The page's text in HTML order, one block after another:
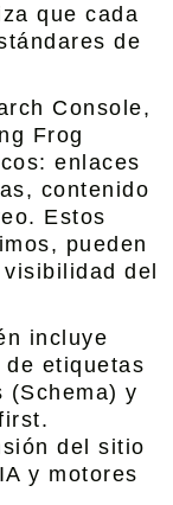
que cada
de
Console,
Frog
enlaces
contenido
Estos
pueden
del
incluye
etiquetas
(Schema) y
del sitio
y motores